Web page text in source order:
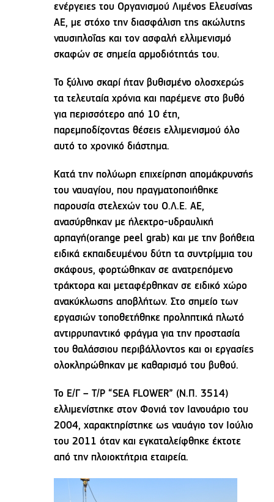
ενέργειες του Οργανισμού Λιμένος Ελευσίνας
ΑΕ, με στόχο την διασφάλιση της ακώλυτης
ναυσιπλοΐας και τον ασφαλή ελλιμενισμό
σκαφών σε σημεία αρμοδιότητάς του.
Το ξύλινο σκαρί ήταν βυθισμένο ολοσχερώς
τα τελευταία χρόνια και παρέμενε στο βυθό
για περισσότερο από 10 έτη,
παρεμποδίζοντας θέσεις ελλιμενισμού όλο
αυτό το χρονικό διάστημα.
Κατά την πολύωρη επιχείρηση απομάκρυνσής
του ναυαγίου, που πραγματοποιήθηκε
παρουσία στελεχών του Ο.Λ.Ε. ΑΕ,
ανασύρθηκαν με ήλεκτρο-υδραυλική
αρπαγή(orange peel grab) και με την βοήθεια
ειδικά εκπαιδευμένου δύτη τα συντρίμμια του
σκάφους, φορτώθηκαν σε ανατρεπόμενο
τράκτορα και μεταφέρθηκαν σε ειδικό χώρο
ανακύκλωσης αποβλήτων. Στο σημείο των
εργασιών τοποθετήθηκε προληπτικά πλωτό
αντιρρυπαντικό φράγμα για την προστασία
του θαλάσσιου περιβάλλοντος και οι εργασίες
ολοκληρώθηκαν με καθαρισμό του βυθού.
Το Ε/Γ – Τ/Ρ “SEA FLOWER” (N.Π. 3514)
ελλιμενίστηκε στον Φονιά τον Ιανουάριο του
2004, χαρακτηρίστηκε ως ναυάγιο τον Ιούλιο
του 2011 όταν και εγκαταλείφθηκε έκτοτε
από την πλοιοκτήτρια εταιρεία.